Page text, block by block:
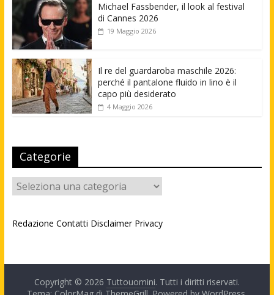
Michael Fassbender, il look al festival
di Cannes 2026
19 Maggio 2026
Il re del guardaroba maschile 2026:
perché il pantalone fluido in lino è il
capo più desiderato
4 Maggio 2026
Categorie
Categorie
Redazione Contatti Disclaimer Privacy
Copyright © 2026 Tuttouomini. Tutti i diritti riservati.